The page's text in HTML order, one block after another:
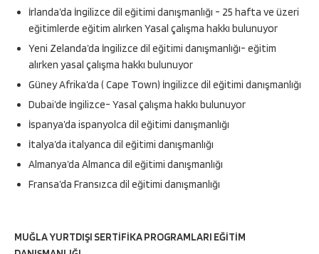
İrlanda’da İngilizce dil eğitimi danışmanlığı - 25 hafta ve üzeri
eğitimlerde eğitim alırken Yasal çalışma hakkı bulunuyor
Yeni Zelanda’da İngilizce dil eğitimi danışmanlığı- eğitim
alırken yasal çalışma hakkı bulunuyor
Güney Afrika’da ( Cape Town) İngilizce dil eğitimi danışmanlığı
Dubai’de İngilizce- Yasal çalışma hakkı bulunuyor
İspanya’da ispanyolca dil eğitimi danışmanlığı
İtalya’da italyanca dil eğitimi danışmanlığı
Almanya’da Almanca dil eğitimi danışmanlığı
Fransa’da Fransızca dil eğitimi danışmanlığı
MUĞLA YURTDIŞI SERTİFİKA PROGRAMLARI EĞİTİM